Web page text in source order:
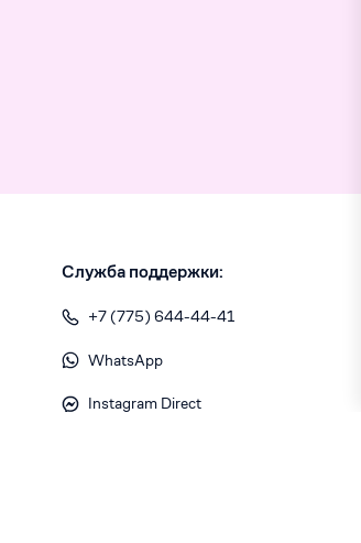
Служба поддержки:
+7 (775) 644-44-41
WhatsApp
Instagram Direct